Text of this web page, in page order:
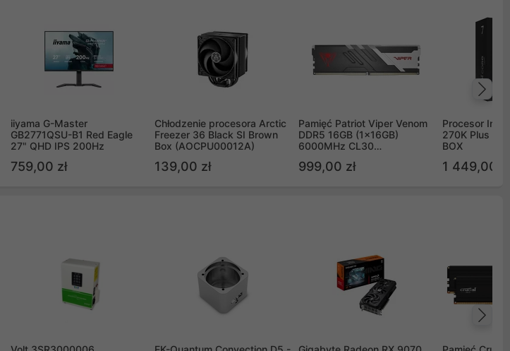
iiyama G-Master
GB2771QSU-B1 Red Eagle
27" QHD IPS 200Hz
759,00 zł
Chłodzenie procesora Arctic
Freezer 36 Black SI Brown
Box (AOCPU00012A)
139,00 zł
Pamięć Patriot Viper Venom
DDR5 16GB (1x16GB)
6000MHz CL30
999,00 zł
Procesor Intel
270K Plus
BOX
1 449,00 zł